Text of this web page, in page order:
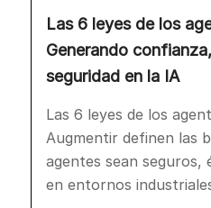
Las 6 leyes de los
Generando
seguridad en la IA
Las 6 leyes de los
Augmentir definen las
agentes sean seguros,
en entornos